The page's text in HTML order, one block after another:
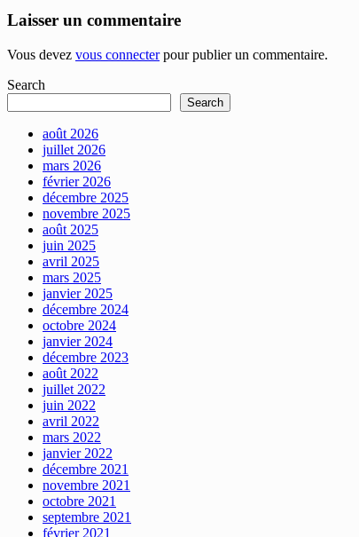
Laisser un commentaire
Vous devez vous connecterpour publier un commentaire.
Search
Search
août 2026
juillet 2026
mars 2026
février 2026
décembre 2025
novembre 2025
août 2025
juin 2025
avril 2025
mars 2025
janvier 2025
décembre 2024
octobre 2024
janvier 2024
décembre 2023
août 2022
juillet 2022
juin 2022
avril 2022
mars 2022
janvier 2022
décembre 2021
novembre 2021
octobre 2021
septembre 2021
février 2021